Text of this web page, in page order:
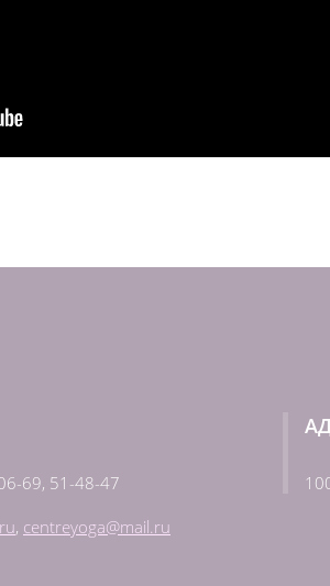
69, 51-48-47
, centreyoga@mail.ru